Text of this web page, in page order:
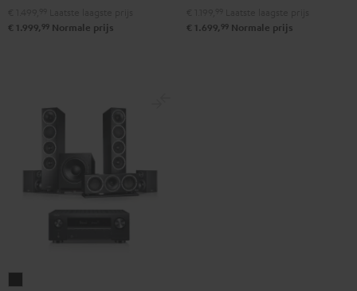
€ 1.999, 99 Normale prijs € 1.699, 99 Normale prijs